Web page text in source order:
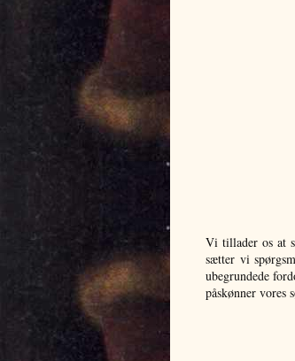
Vi tillader os at
sætter vi
ubegrundede
påskønner vores